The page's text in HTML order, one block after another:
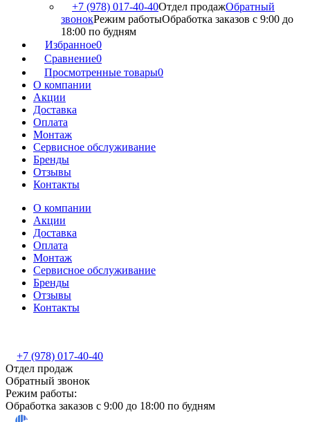
+7 (978) 017-40-40Отдел продажОбратный
звонокРежим работыОбработка заказов с 9:00 до
18:00 по будням
Избранное0
Сравнение0
Просмотренные товары0
О компании
Акции
Доставка
Оплата
Монтаж
Сервисное обслуживание
Бренды
Отзывы
Контакты
О компании
Акции
Доставка
Оплата
Монтаж
Сервисное обслуживание
Бренды
Отзывы
Контакты
+7 (978) 017-40-40
Отдел продаж
Обратный звонок
Режим работы:
Обработка заказов с 9:00 до 18:00 по будням